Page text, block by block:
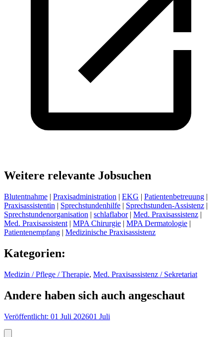
Weitere relevante Jobsuchen
Blutentnahme | Praxisadministration | EKG | Patientenbetreuung |
Praxisassistentin | Sprechstundenhilfe | Sprechstunden-Assistenz |
Sprechstundenorganisation | schlaflabor| Med. Praxisassistenz |
Med. Praxisassistent | MPA Chirurgie | MPA Dermatologie |
Patientenempfang | Medizinische Praxisassistenz
Kategorien:
Medizin / Pflege / Therapie, Med. Praxisassistenz / Sekretariat
Andere haben sich auch angeschaut
Veröffentlicht: 01 Juli 202601 Juli